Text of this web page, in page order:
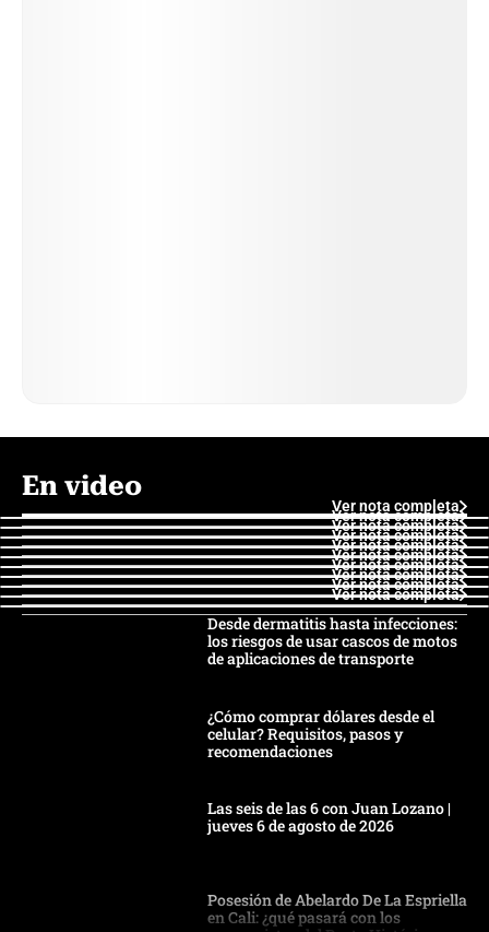
En video
Ver nota completa
Ver nota completa
Ver nota completa
Ver nota completa
Ver nota completa
Ver nota completa
Ver nota completa
Ver nota completa
Ver nota completa
Ver nota completa
Desde dermatitis hasta infecciones:
los riesgos de usar cascos de motos
de aplicaciones de transporte
¿Cómo comprar dólares desde el
celular? Requisitos, pasos y
recomendaciones
Las seis de las 6 con Juan Lozano |
jueves 6 de agosto de 2026
Posesión de Abelardo De La Espriella
en Cali: ¿qué pasará con los